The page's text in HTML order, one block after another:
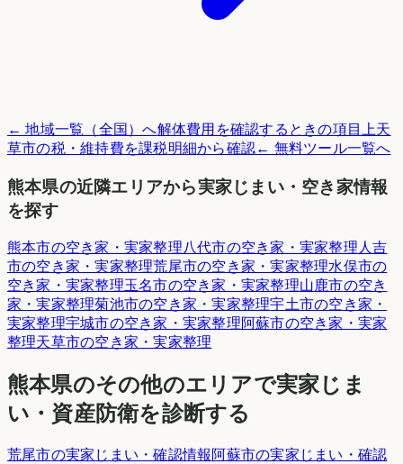
← 地域一覧（全国）へ解体費用を確認するときの項目
上天
草市の税・維持費を課税明細から確認← 無料ツール一覧へ
熊本県の近隣エリアから実家じまい・空き家情報
を探す
熊本市の空き家・実家整理八代市の空き家・実家整理人吉
市の空き家・実家整理荒尾市の空き家・実家整理水俣市の
空き家・実家整理玉名市の空き家・実家整理山鹿市の空き
家・実家整理菊池市の空き家・実家整理宇土市の空き家・
実家整理宇城市の空き家・実家整理阿蘇市の空き家・実家
整理天草市の空き家・実家整理
熊本県のその他のエリアで実家じま
い・資産防衛を診断する
荒尾市の実家じまい・確認情報 阿蘇市の実家じまい・確認